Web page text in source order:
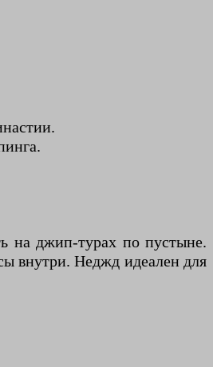
на джип-турах по пустыне.
внутри. Неджд идеален для